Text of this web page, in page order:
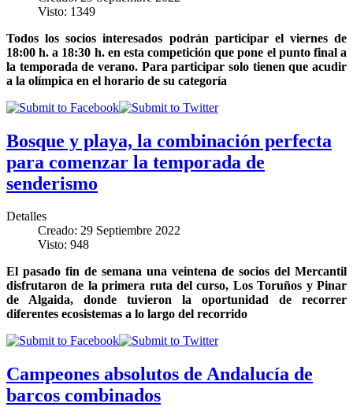
Visto: 1349
Todos los socios interesados podrán participar el viernes de
18:00 h. a 18:30 h. en esta competición que pone el punto final a
la temporada de verano. Para participar solo tienen que acudir
a la olímpica en el horario de su categoría
Bosque y playa, la combinación perfecta
para comenzar la temporada de
senderismo
Detalles
Creado: 29 Septiembre 2022
Visto: 948
El pasado fin de semana una veintena de socios del Mercantil
disfrutaron de la primera ruta del curso, Los Toruños y Pinar
de Algaida, donde tuvieron la oportunidad de recorrer
diferentes ecosistemas a lo largo del recorrido
Campeones absolutos de Andalucía de
barcos combinados